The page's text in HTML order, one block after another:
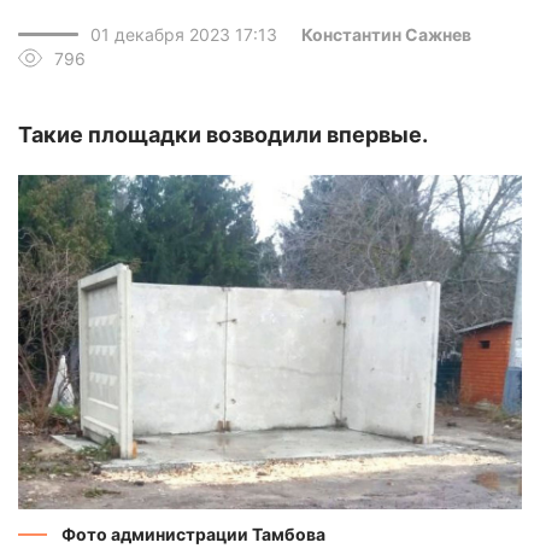
01 декабря 2023 17:13
Константин Сажнев
796
Такие площадки возводили впервые.
Фото администрации Тамбова